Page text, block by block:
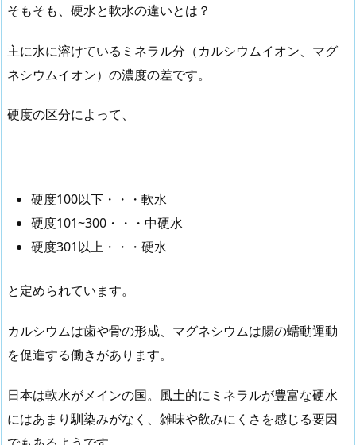
そもそも、硬水と軟水の違いとは？
主に水に溶けているミネラル分（カルシウムイオン、マグ
ネシウムイオン）の濃度の差です。
硬度の区分によって、
硬度100以下・・・軟水
硬度101~300・・・中硬水
硬度301以上・・・硬水
と定められています。
カルシウムは歯や骨の形成、マグネシウムは腸の蠕動運動
を促進する働きがあります。
日本は軟水がメインの国。風土的にミネラルが豊富な硬水
にはあまり馴染みがなく、雑味や飲みにくさを感じる要因